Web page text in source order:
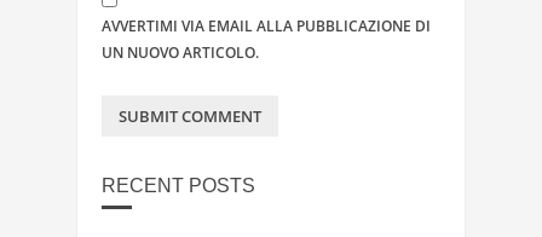
AVVERTIMI VIA EMAIL ALLA PUBBLICAZIONE DI
UN NUOVO ARTICOLO.
RECENT POSTS